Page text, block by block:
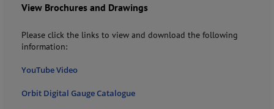
View Brochures and Drawings
Please click the links to view and download the following
information:
YouTube Video
Orbit Digital Gauge Catalogue